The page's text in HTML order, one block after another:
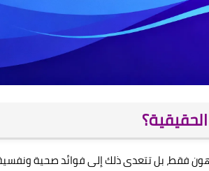
فقط، بل تتعدى ذلك إلى فوائد صحية